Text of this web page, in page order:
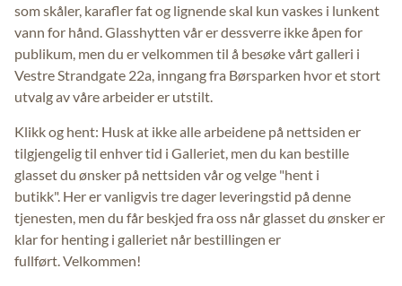
som skåler, karafler fat og lignende skal kun vaskes i lunkent
vann for hånd. Glasshytten vår er dessverre ikke åpen for
publikum, men du er velkommen til å besøke vårt galleri i
Vestre Strandgate 22a, inngang fra Børsparken hvor et stort
utvalg av våre arbeider er utstilt.
Klikk og hent: Husk at ikke alle arbeidene på nettsiden er
tilgjengelig til enhver tid i Galleriet, men du kan bestille
glasset du ønsker på nettsiden vår og velge "hent i
butikk". Her er vanligvis tre dager leveringstid på denne
tjenesten, men du får beskjed fra oss når glasset du ønsker er
klar for henting i galleriet når bestillingen er
fullført. Velkommen!